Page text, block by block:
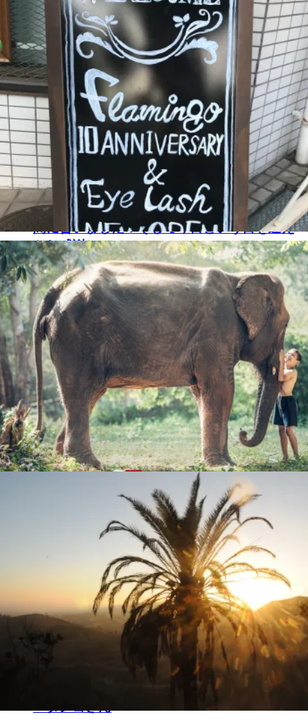
間に合いました！そして今日という日を迎え
られ感謝し...
おすすめフード
ペタンコさん